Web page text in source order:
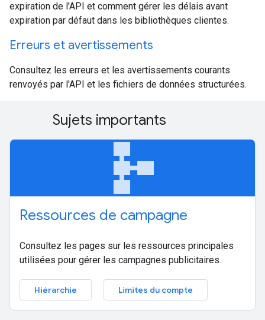
expiration de l'API et comment gérer les délais avant
expiration par défaut dans les bibliothèques clientes.
Erreurs et avertissements
Consultez les erreurs et les avertissements courants
renvoyés par l'API et les fichiers de données structurées.
Sujets importants
schema
Ressources de campagne
Consultez les pages sur les ressources principales
utilisées pour gérer les campagnes publicitaires.
Hiérarchie Limites du compte